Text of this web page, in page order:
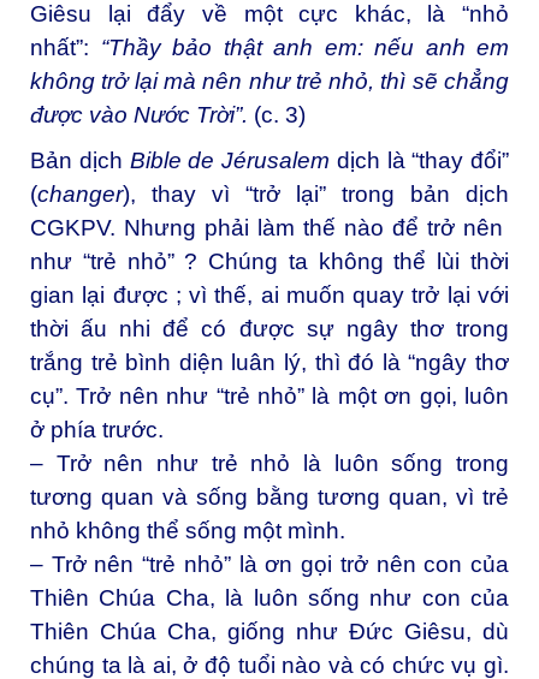
Giêsu lại đẩy về một cực khác, là “nhỏ
nhất”: “Thầy bảo thật anh em: nếu anh em
không trở lại mà nên như trẻ nhỏ, thì sẽ chẳng
được vào Nước Trời”. (c. 3)
Bản dịch Bible de Jérusalem dịch là “thay đổi”
(changer), thay vì “trở lại” trong bản dịch
CGKPV. Nhưng phải làm thế nào để trở nên
như “trẻ nhỏ” ? Chúng ta không thể lùi thời
gian lại được ; vì thế, ai muốn quay trở lại với
thời ấu nhi để có được sự ngây thơ trong
trắng trẻ bình diện luân lý, thì đó là “ngây thơ
cụ”. Trở nên như “trẻ nhỏ” là một ơn gọi, luôn
ở phía trước.
– Trở nên như trẻ nhỏ là luôn sống trong
tương quan và sống bằng tương quan, vì trẻ
nhỏ không thể sống một mình.
– Trở nên “trẻ nhỏ” là ơn gọi trở nên con của
Thiên Chúa Cha, là luôn sống như con của
Thiên Chúa Cha, giống như Đức Giêsu, dù
chúng ta là ai, ở độ tuổi nào và có chức vụ gì.